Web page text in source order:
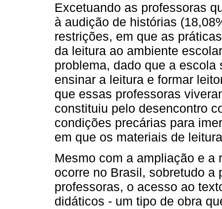
Excetuando as professoras
à audição de histórias
restrições, em que as
da leitura ao ambiente
problema, dado que a
ensinar a leitura e formar
que essas professoras
constituiu pelo desencontro
condições precárias para
em que os materiais de
Mesmo com a ampliação e a
ocorre no Brasil, sobretudo a
professoras, o acesso ao
didáticos - um tipo de obra